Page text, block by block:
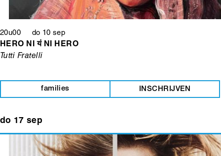
20u00 do 10 sep
HERO NI यं NI HERO
Tutti Fratelli
families INSCHRIJVEN
do 17 sep